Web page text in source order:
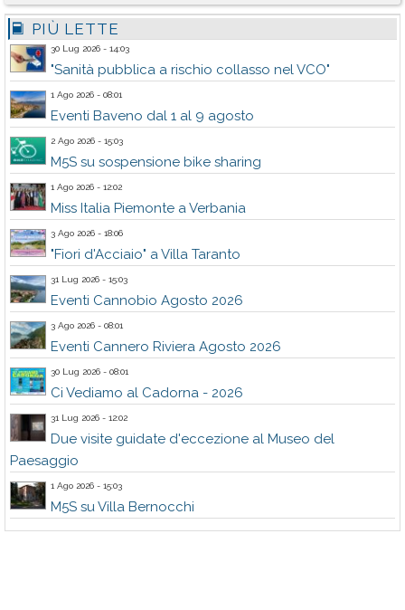
PIÙ LETTE
30 Lug 2026 - 14:03
"Sanità pubblica a rischio collasso nel VCO"
1 Ago 2026 - 08:01
Eventi Baveno dal 1 al 9 agosto
2 Ago 2026 - 15:03
M5S su sospensione bike sharing
1 Ago 2026 - 12:02
Miss Italia Piemonte a Verbania
3 Ago 2026 - 18:06
"Fiori d'Acciaio" a Villa Taranto
31 Lug 2026 - 15:03
Eventi Cannobio Agosto 2026
3 Ago 2026 - 08:01
Eventi Cannero Riviera Agosto 2026
30 Lug 2026 - 08:01
Ci Vediamo al Cadorna - 2026
31 Lug 2026 - 12:02
Due visite guidate d'eccezione al Museo del
Paesaggio
1 Ago 2026 - 15:03
M5S su Villa Bernocchi